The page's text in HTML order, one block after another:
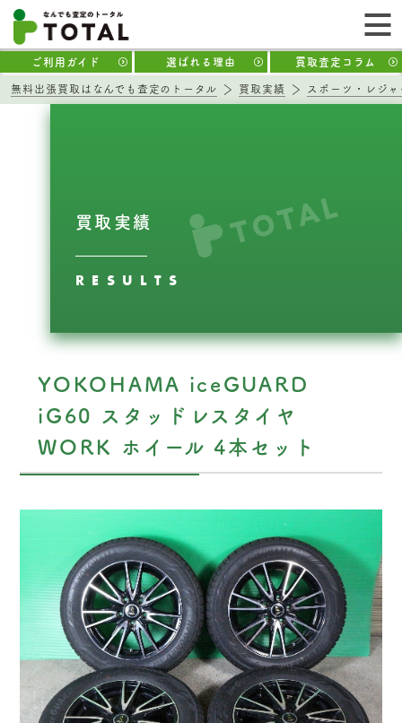
ご利用ガイド 選ばれる理由 買取査定コラム
無料出張買取はなんでも査定のトータル 買取実績 スポーツ・レジャ
買取実績
RESULTS
YOKOHAMA iceGUARD
iG60 スタッドレスタイヤ
WORK ホイール 4本セット